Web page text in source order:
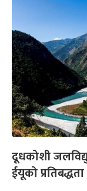
दूधकोशी
ईयूको प्रतिबद्धता